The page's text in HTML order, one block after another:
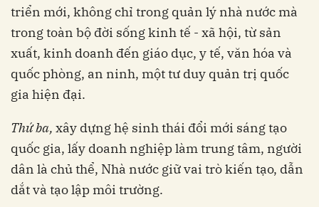
triển mới, không chỉ trong quản lý nhà nước mà
trong toàn bộ đời sống kinh tế - xã hội, từ sản
xuất, kinh doanh đến giáo dục, y tế, văn hóa và
quốc phòng, an ninh, một tư duy quản trị quốc
gia hiện đại.
Thứ ba, xây dựng hệ sinh thái đổi mới sáng tạo
quốc gia, lấy doanh nghiệp làm trung tâm, người
dân là chủ thể, Nhà nước giữ vai trò kiến tạo, dẫn
dắt và tạo lập môi trường.